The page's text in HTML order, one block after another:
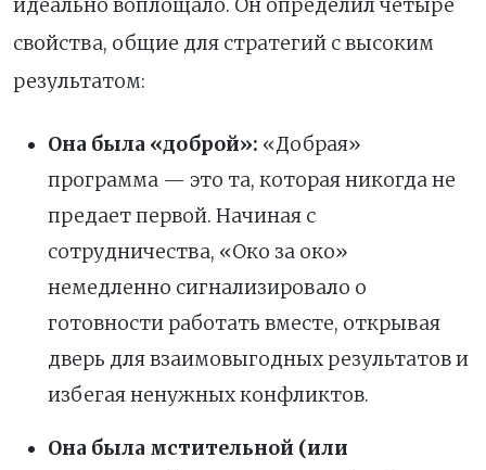
идеально воплощало. Он определил четыре
свойства, общие для стратегий с высоким
результатом:
Она была «доброй»: «Добрая»
программа — это та, которая никогда не
предает первой. Начиная с
сотрудничества, «Око за око»
немедленно сигнализировало о
готовности работать вместе, открывая
дверь для взаимовыгодных результатов и
избегая ненужных конфликтов.
Она была мстительной (или